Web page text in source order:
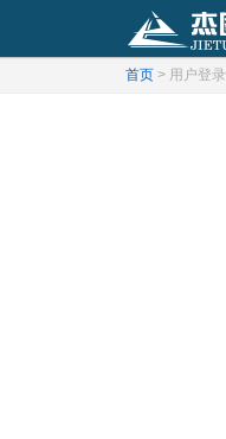
首页 > 用户登录